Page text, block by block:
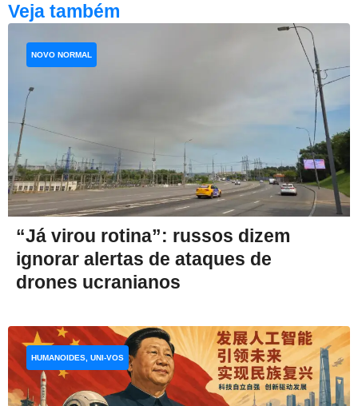
Veja também
“Já virou rotina”: russos dizem
ignorar alertas de ataques de
drones ucranianos
NOVO NORMAL
HUMANOIDES, UNI-VOS